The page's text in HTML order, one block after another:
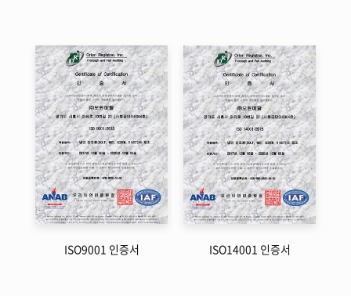
ISO9001 인증서 ISO14001 인증서